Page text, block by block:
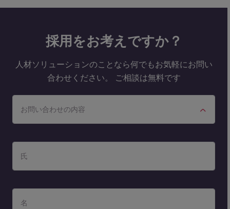
採用をお考えですか？
人材ソリューションのことなら何でもお気軽にお問い
合わせください。 ご相談は無料です
お問い合わせの内容
氏
名